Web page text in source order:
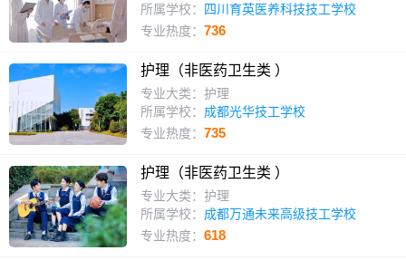
所属学校：
四川育英医养科技技工学校
专业热度： 736
护理（非医药卫生类 ）
专业大类：护理
所属学校： 成都光华技工学校
专业热度： 735
护理（非医药卫生类 ）
专业大类：护理
所属学校： 成都万通未来高级技工学校
专业热度： 618